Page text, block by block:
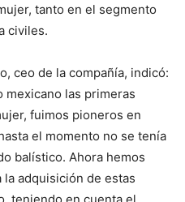
tanto en el segmento
civiles.
ceo de la compañía, indicó:
mexicano las primeras
fuimos pioneros en
el momento no se tenía
balístico. Ahora hemos
adquisición de estas